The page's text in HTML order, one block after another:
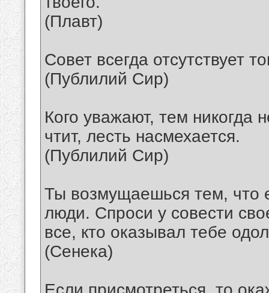
(Плавт)
Совет всегда отсутствует
(Публилий Сир)
Кого уважают, тем никогда
чтит, лесть насмехается.
(Публилий Сир)
Ты возмущаешься тем, что
люди. Спроси у совести
все, кто оказывал тебе
(Сенека)